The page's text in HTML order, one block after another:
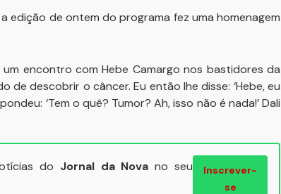
edição de ontem do programa fez uma homenagem
encontro com Hebe Camargo nos bastidores da
de descobrir o câncer. Eu então lhe disse: ‘Hebe, eu
‘Tem o quê? Tumor? Ah, isso não é nada!’ Dali
do Jornal da Nova no seu
Inscrever-
se